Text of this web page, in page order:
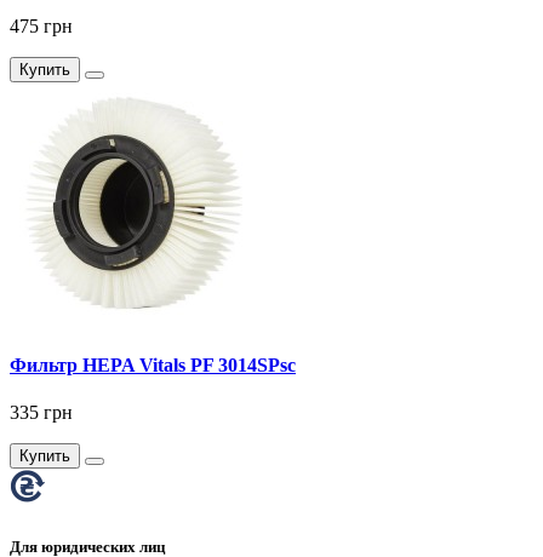
475 грн
Купить
Фильтр HEPA Vitals PF 3014SPsc
335 грн
Купить
Для юридических лиц